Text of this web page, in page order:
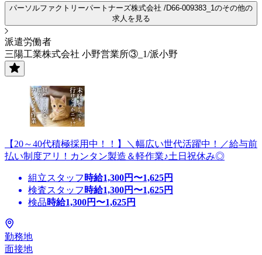
パーソルファクトリーパートナーズ株式会社 /D66-009383_1のその他の
求人を見る
派遣労働者
三陽工業株式会社 小野営業所③_1/派小野
【20～40代積極採用中！！】＼幅広い世代活躍中！／給与前
払い制度アリ！カンタン製造＆軽作業♪土日祝休み◎
組立スタッフ 時給1,300円〜1,625円
検査スタッフ 時給1,300円〜1,625円
検品時給1,300円〜1,625円
勤務地
面接地